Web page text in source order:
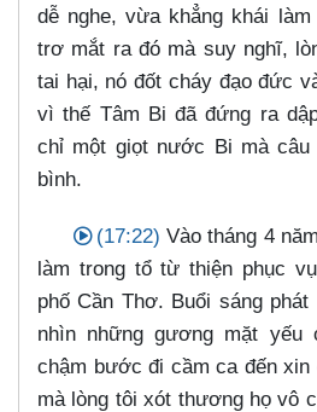
dễ nghe, vừa khẳng khái
trơ mắt ra đó mà suy nghĩ,
tai hại, nó đốt cháy đạo đức
vì thế Tâm Bi đã đứng ra
chỉ một giọt nước Bi mà câu
bình.
(17:22) Vào tháng 4
làm trong tổ từ thiện phục
phố Cần Thơ. Buổi sáng
nhìn những gương mặt yếu
chậm bước đi cầm ca đến xin
mà lòng tôi xót thương họ vô